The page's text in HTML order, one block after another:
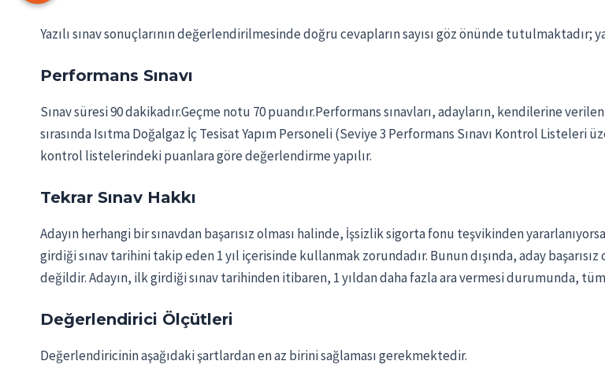
Yazılı sınav sonuçlarının değerlendirilmesinde doğru cevapların sayısı göz önünde tutulmaktadır;
Performans Sınavı
Sınav süresi 90 dakikadır.Geçme notu 70 puandır.Performans sınavları, adayların, kendilerine
sırasında Isıtma Doğalgaz İç Tesisat Yapım Personeli (Seviye 3 Performans Sınavı Kontrol
kontrol listelerindeki puanlara göre değerlendirme yapılır.
Tekrar Sınav Hakkı
Adayın herhangi bir sınavdan başarısız olması halinde, İşsizlik sigorta fonu teşvikinden
girdiği sınav tarihini takip eden 1 yıl içerisinde kullanmak zorundadır. Bunun dışında, aday
değildir. Adayın, ilk girdiği sınav tarihinden itibaren, 1 yıldan daha fazla ara vermesi durumunda,
Değerlendirici Ölçütleri
Değerlendiricinin aşağıdaki şartlardan en az birini sağlaması gerekmektedir.